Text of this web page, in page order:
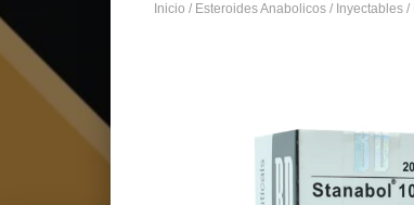
Inicio / Esteroides Anabolicos / Inyectables /